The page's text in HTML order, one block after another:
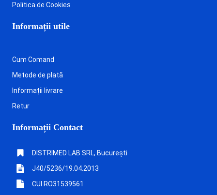
Politica de Cookies
Informații utile
Cum Comand
Metode de plată
Informații livrare
Retur
Informații Contact
DISTRIMED LAB SRL, București
J40/5236/19.04.2013
CUI RO31539561